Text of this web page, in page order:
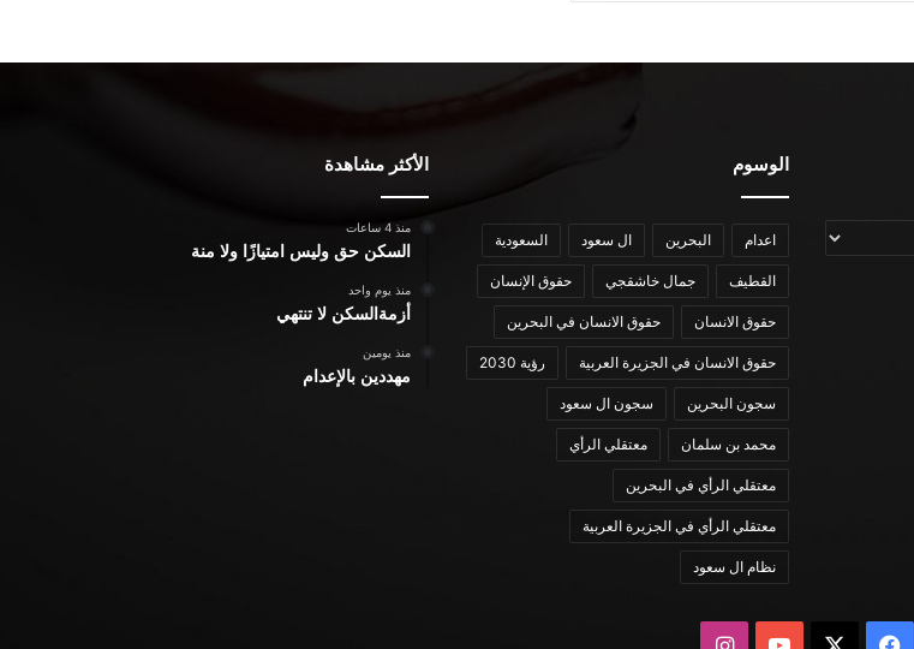
الوسوم
اعدام البحرين ال سعود السعودية
القطيف جمال خاشقجي حقوق الإنسان
حقوق الانسان حقوق الانسان في البحرين
حقوق الانسان في الجزيرة العربية رؤية 2030
سجون البحرين سجون ال سعود
محمد بن سلمان معتقلي الرأي
معتقلي الرأي في البحرين
معتقلي الرأي في الجزيرة العربية
نظام ال سعود
الأكثر مشاهدة
منذ 4 ساعات
السكن حق وليس امتيازًا ولا منة
منذ يوم واحد
أزمةالسكن لا تنتهي
منذ يومين
مهددين بالإعدام
فيسبوك يوتيوبانستقرام